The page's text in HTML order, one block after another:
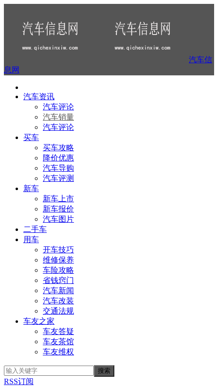
汽车信
息网
汽车资讯
汽车评论
汽车销量
汽车评论
买车
买车攻略
降价优惠
汽车导购
汽车评测
新车
新车上市
新车报价
汽车图片
二手车
用车
开车技巧
维修保养
车险攻略
省钱窍门
汽车新闻
汽车改装
交通法规
车友之家
车友答疑
车友茶馆
车友维权
RSS订阅